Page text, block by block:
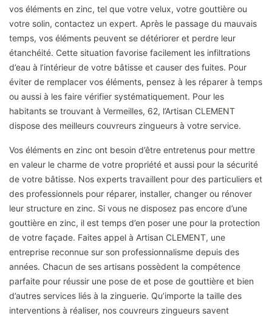
vos éléments en zinc, tel que votre velux, votre gouttière ou
votre solin, contactez un expert. Après le passage du mauvais
temps, vos éléments peuvent se détériorer et perdre leur
étanchéité. Cette situation favorise facilement les infiltrations
d’eau à l’intérieur de votre bâtisse et causer des fuites. Pour
éviter de remplacer vos éléments, pensez à les réparer à temps
ou aussi à les faire vérifier systématiquement. Pour les
habitants se trouvant à Vermeilles, 62, l’Artisan CLEMENT
dispose des meilleurs couvreurs zingueurs à votre service.
Vos éléments en zinc ont besoin d’être entretenus pour mettre
en valeur le charme de votre propriété et aussi pour la sécurité
de votre bâtisse. Nos experts travaillent pour des particuliers et
des professionnels pour réparer, installer, changer ou rénover
leur structure en zinc. Si vous ne disposez pas encore d’une
gouttière en zinc, il est temps d’en poser une pour la protection
de votre façade. Faites appel à Artisan CLEMENT, une
entreprise reconnue sur son professionnalisme depuis des
années. Chacun de ses artisans possèdent la compétence
parfaite pour réussir une pose de et pose de gouttière et bien
d’autres services liés à la zinguerie. Qu’importe la taille des
interventions à réaliser, nos couvreurs zingueurs savent